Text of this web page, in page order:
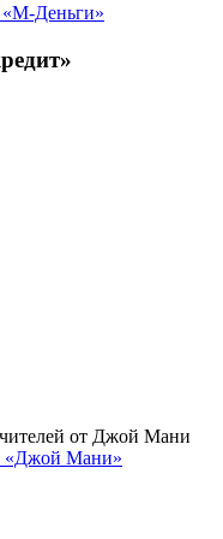
Деньги»
Мани»